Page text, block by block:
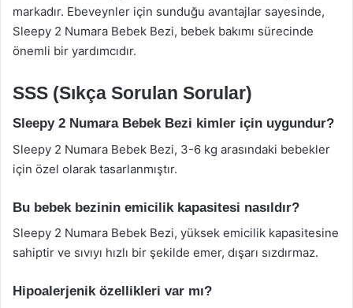
markadır. Ebeveynler için sunduğu avantajlar sayesinde,
Sleepy 2 Numara Bebek Bezi, bebek bakımı sürecinde
önemli bir yardımcıdır.
SSS (Sıkça Sorulan Sorular)
Sleepy 2 Numara Bebek Bezi kimler için uygundur?
Sleepy 2 Numara Bebek Bezi, 3-6 kg arasındaki bebekler
için özel olarak tasarlanmıştır.
Bu bebek bezinin emicilik kapasitesi nasıldır?
Sleepy 2 Numara Bebek Bezi, yüksek emicilik kapasitesine
sahiptir ve sıvıyı hızlı bir şekilde emer, dışarı sızdırmaz.
Hipoalerjenik özellikleri var mı?